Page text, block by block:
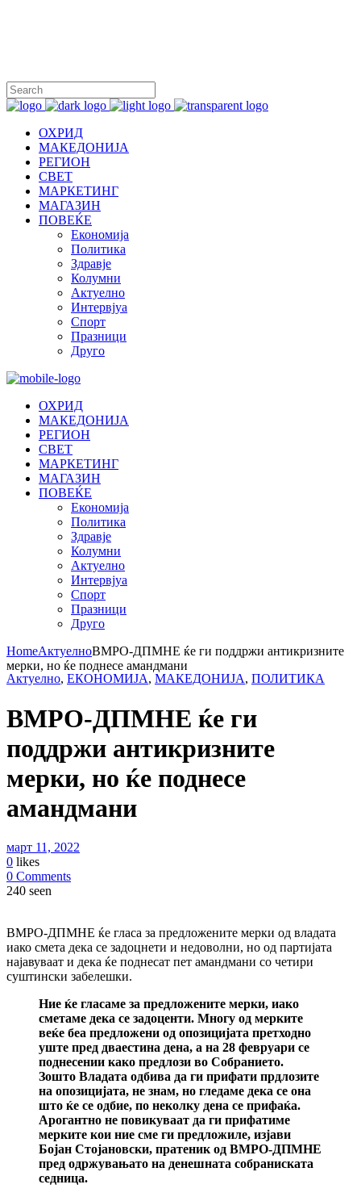
ОХРИД
МАКЕДОНИЈА
РЕГИОН
СВЕТ
МАРКЕТИНГ
МАГАЗИН
ПОВЕЌЕ
Економија
Политика
Здравје
Колумни
Актуелно
Интервјуа
Спорт
Празници
Друго
ОХРИД
МАКЕДОНИЈА
РЕГИОН
СВЕТ
МАРКЕТИНГ
МАГАЗИН
ПОВЕЌЕ
Економија
Политика
Здравје
Колумни
Актуелно
Интервјуа
Спорт
Празници
Друго
HomeАктуелноВМРО-ДПМНЕ ќе ги поддржи антикризните
мерки, но ќе поднесе амандмани
Актуелно, ЕКОНОМИЈА, МАКЕДОНИЈА, ПОЛИТИКА
ВМРО-ДПМНЕ ќе ги
поддржи антикризните
мерки, но ќе поднесе
амандмани
март 11, 2022
0 likes
0 Comments
240 seen
ВМРО-ДПМНЕ ќе гласа за предложените мерки од владата
иако смета дека се задоцнети и недоволни, но од партијата
најавуваат и дека ќе поднесат пет амандмани со четири
суштински забелешки.
Ние ќе гласаме за предложените мерки, иако
сметаме дека се задоценти. Многу од мерките
веќе беа предложени од опозицијата претходно
уште пред дваестина дена, а на 28 февруари се
поднесении како предлози во Собранието.
Зошто Владата одбива да ги прифати прдлозите
на опозицијата, не знам, но гледаме дека се она
што ќе се одбие, по неколку дена се прифаќа.
Арогантно не повикуваат да ги прифатиме
мерките кои ние сме ги предложиле, изјави
Бојан Стојановски, пратеник од ВМРО-ДПМНЕ
пред одржувањато на денешната собраниската
седница.